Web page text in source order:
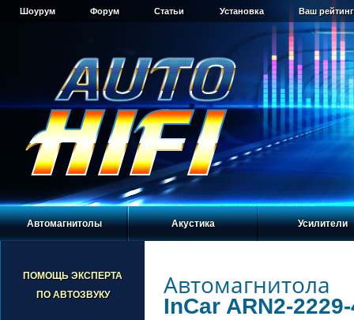
Шоурум Форум Статьи Установка Ваш
Автомагнитолы Акустика Усилители
ПОМОЩЬ ЭКСПЕРТА
ПО АВТОЗВУКУ
Автомагнитола
InCar ARN2-